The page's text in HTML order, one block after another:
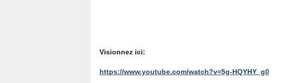
Visionnez ici:
https://www.youtube.com/watch?v=5g-HQYHY_g0